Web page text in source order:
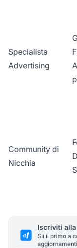
Specialista
Advertising
Community di
Nicchia
Iscriviti
Sii il primo a